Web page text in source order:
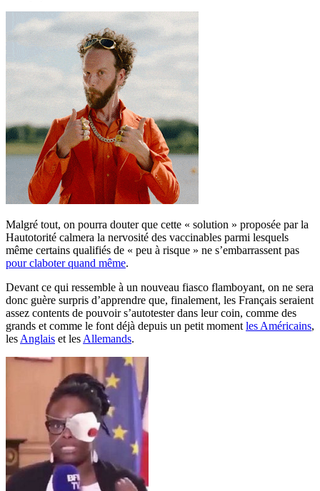
Malgré tout, on pourra douter que cette « solution » proposée par la
Hautotorité calmera la nervosité des vaccinables parmi lesquels
même certains qualifiés de « peu à risque » ne s’embarrassent pas
pour claboter quand même.
Devant ce qui ressemble à un nouveau fiasco flamboyant, on ne sera
donc guère surpris d’apprendre que, finalement, les Français seraient
assez contents de pouvoir s’autotester dans leur coin, comme des
grands et comme le font déjà depuis un petit moment les Américains,
les Anglais et les Allemands.